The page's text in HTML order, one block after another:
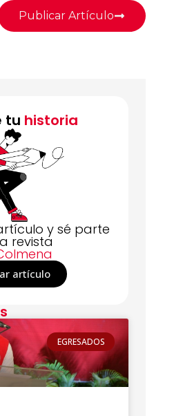
Publicar Artículo
tu historia
y sé parte
revista
artículo
EGRESADOS